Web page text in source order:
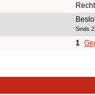
Sinds
1